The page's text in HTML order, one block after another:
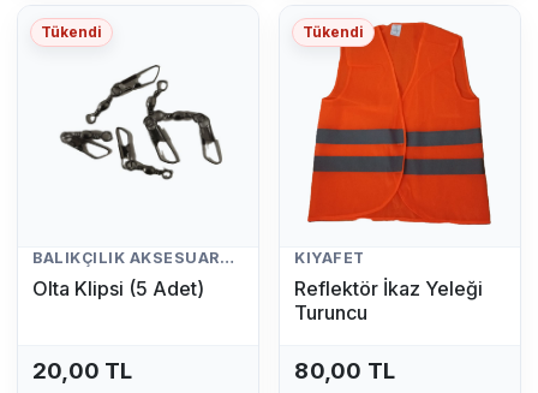
Tükendi
BALIKÇILIK AKSESUARLARI
Olta Klipsi (5 Adet)
20,00 TL
Tükendi
KIYAFET
Reflektör İkaz Yeleği
Turuncu
80,00 TL